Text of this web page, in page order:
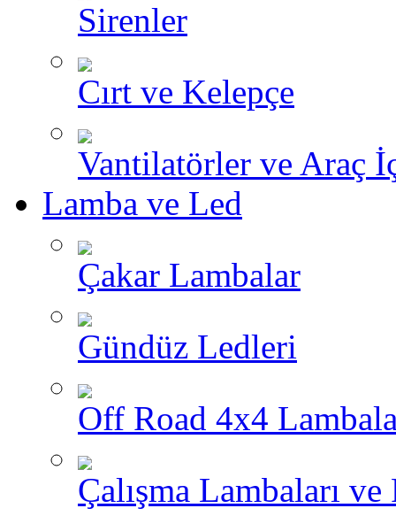
Sirenler
Cırt ve Kelepçe
Vantilatörler ve Araç
Lamba ve Led
Çakar Lambalar
Gündüz Ledleri
Off Road 4x4
Çalışma Lambaları